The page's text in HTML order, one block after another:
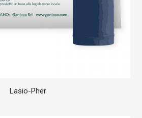
Lasio-Pher